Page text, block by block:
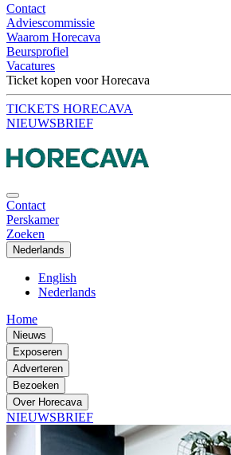
Contact
Adviescommissie
Waarom Horecava
Beursprofiel
Vacatures
Ticket kopen voor Horecava
TICKETS HORECAVA
NIEUWSBRIEF
Contact
Perskamer
Zoeken
Nederlands
English
Nederlands
Home
Nieuws
Exposeren
Adverteren
Bezoeken
Over Horecava
NIEUWSBRIEF